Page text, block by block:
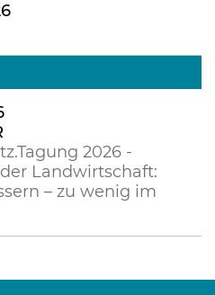
2026 -
Landwirtschaft:
– zu wenig im